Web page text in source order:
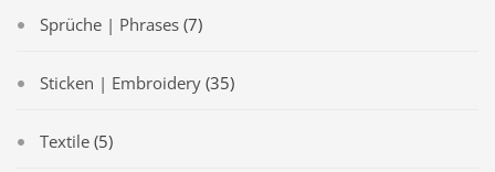
Sprüche | Phrases (7)
Sticken | Embroidery (35)
Textile (5)